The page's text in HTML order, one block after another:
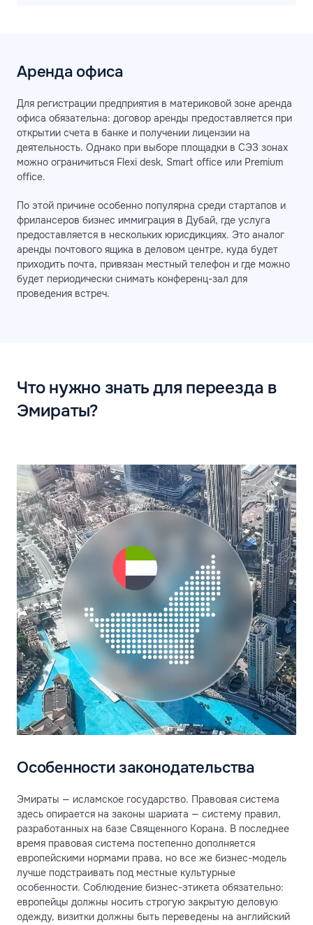
Аренда офиса
Для регистрации предприятия в материковой зоне аренда
офиса обязательна: договор аренды предоставляется при
открытии счета в банке и получении лицензии на
деятельность. Однако при выборе площадки в СЭЗ зонах
можно ограничиться Flexi desk, Smart office или Premium
office.
По этой причине особенно популярна среди стартапов и
фрилансеров бизнес иммиграция в Дубай, где услуга
предоставляется в нескольких юрисдикциях. Это аналог
аренды почтового ящика в деловом центре, куда будет
приходить почта, привязан местный телефон и где можно
будет периодически снимать конференц-зал для
проведения встреч.
Что нужно знать для переезда в
Эмираты?
Особенности законодательства
Эмираты — исламское государство. Правовая система
здесь опирается на законы шариата — систему правил,
разработанных на базе Священного Корана. В последнее
время правовая система постепенно дополняется
европейскими нормами права, но все же бизнес-модель
лучше подстраивать под местные культурные
особенности. Соблюдение бизнес-этикета обязательно:
европейцы должны носить строгую закрытую деловую
одежду, визитки должны быть переведены на английский